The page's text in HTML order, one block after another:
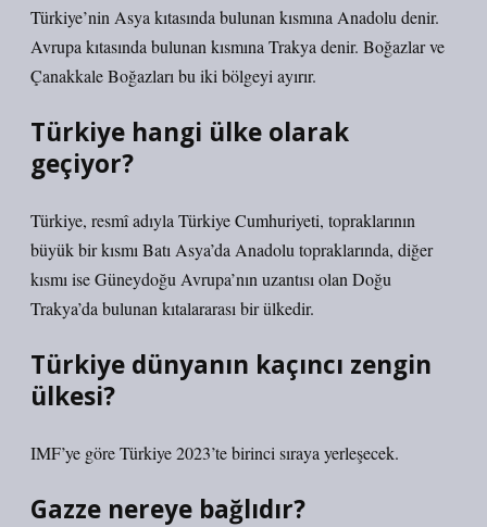
Türkiye’nin Asya kıtasında bulunan kısmına Anadolu denir.
Avrupa kıtasında bulunan kısmına Trakya denir. Boğazlar ve
Çanakkale Boğazları bu iki bölgeyi ayırır.
Türkiye hangi ülke olarak
geçiyor?
Türkiye, resmî adıyla Türkiye Cumhuriyeti, topraklarının
büyük bir kısmı Batı Asya’da Anadolu topraklarında, diğer
kısmı ise Güneydoğu Avrupa’nın uzantısı olan Doğu
Trakya’da bulunan kıtalararası bir ülkedir.
Türkiye dünyanın kaçıncı zengin
ülkesi?
IMF’ye göre Türkiye 2023’te birinci sıraya yerleşecek.
Gazze nereye bağlıdır?